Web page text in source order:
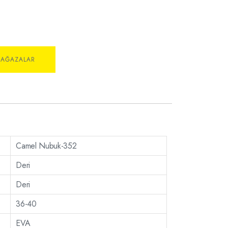
Camel Nubuk-352
Deri
Deri
36-40
EVA